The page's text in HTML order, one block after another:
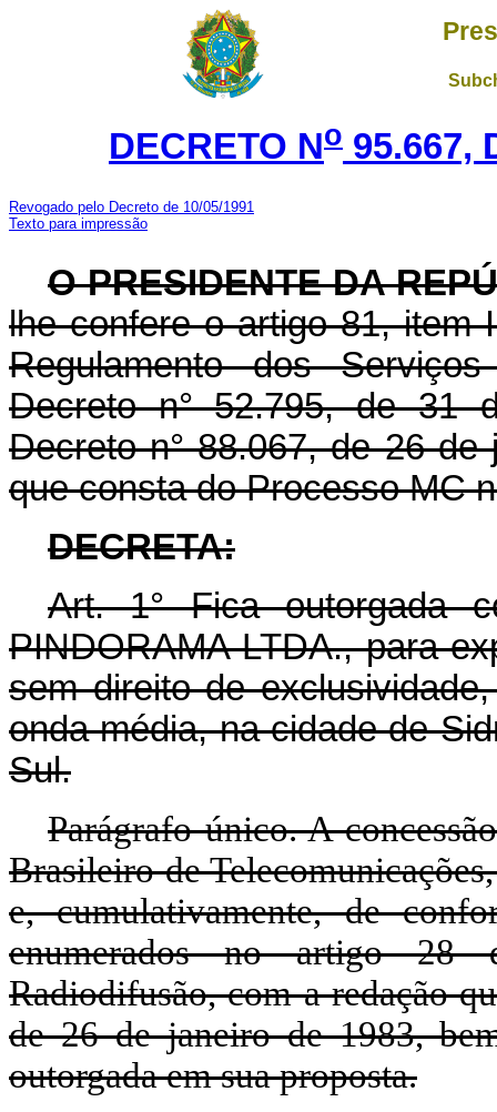
DECRETO No 95.667,
Revogado pelo Decreto de 10/05/1991
Texto para impressão
O PRESIDENTE DA
lhe confere o artigo 81, item
Regulamento dos
Decreto n° 52.795, de 31
Decreto n° 88.067, de 26
que consta do Processo MC
DECRETA:
Art.1° Fica outorgada
PINDORAMA LTDA., para
sem direito de
onda média, na cidade de
Sul.
Parágrafo único. A
Brasileiro de
e, cumulativamente, de
enumerados no artigo 28
Radiodifusão, com a redação
de 26 de janeiro de 1983,
outorgada em sua proposta.